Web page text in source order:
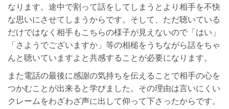
なります。途中で割って話をしてしまうとより相手を不快
な思いにさせてしまうからです。そして、ただ聴いている
だけではなく相手もこちらの様子が見えないので「はい」
「さようでございますか」等の相槌をうちながら話をちゃ
んと聴いていますよと共感することが必要になります。
また電話の最後に感謝の気持ちを伝えることで相手の心を
つかむことが出来ると学びました。その理由は言いにくい
クレームをわざわざ声に出して仰って下さったからです。